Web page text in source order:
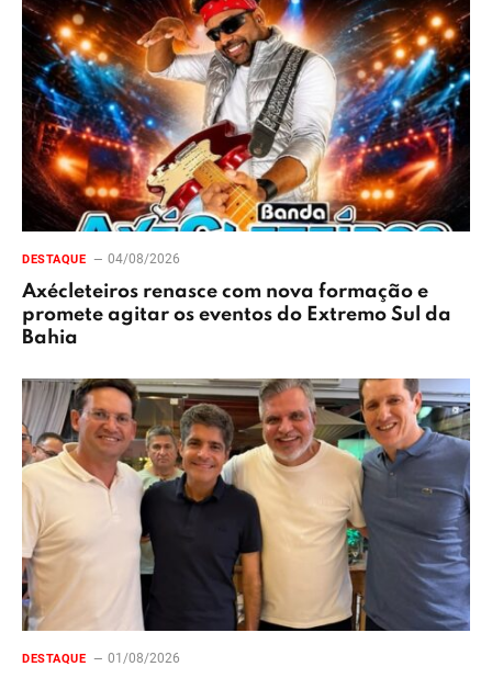
DESTAQUE 04/08/2026
Axécleteiros renasce com nova formação e
promete agitar os eventos do Extremo Sul da
Bahia
DESTAQUE 01/08/2026